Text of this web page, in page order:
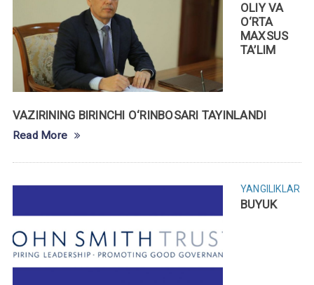
OLIY VA
O‘RTA
MAXSUS
TA’LIM
VAZIRINING BIRINCHI O‘RINBOSARI TAYINLANDI
Read More
YANGILIKLAR
BUYUK